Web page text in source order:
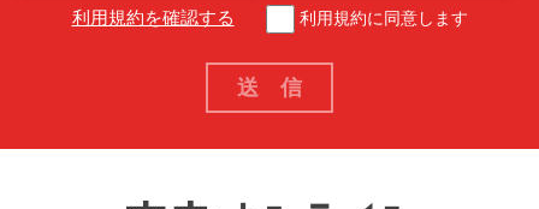
利用規約を確認する 利用規約に同意します